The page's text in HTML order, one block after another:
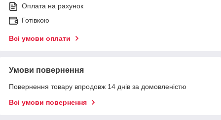
Оплата на рахунок
Готівкою
Всі умови оплати
Умови повернення
Повернення товару впродовж 14 днів за домовленістю
Всі умови повернення